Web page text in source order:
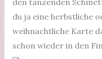
den tanzenden
du ja eine herbstliche
weihnachtliche Karte
schon wieder in den